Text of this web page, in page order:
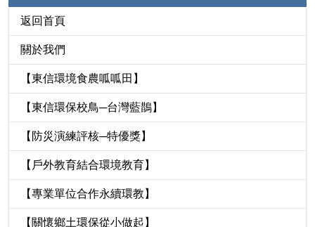
返回首頁
關於我們
【東信環境食農呱呱田】
【東信環保校鳥─台灣藍鵲】
【防災演練評核─特優獎】
【戶外教育結合環境教育】
【專業單位合作永續環教】
【關懷鄉土環保從小做起】